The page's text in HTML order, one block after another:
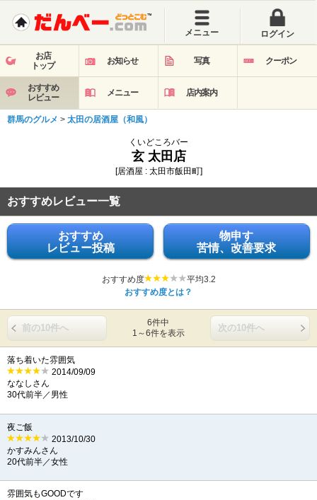
メニュー ログイン
お店
トップ
お知らせ 写真 クーポン
おすすめ
レビュー
メニュー 店内案内
群馬のグルメ > 太田の居酒屋（和風）
くいどころバー
玄 太田店
[居酒屋 : 太田市飯田町]
おすすめレビュー一覧
おすすめ
レビュー投稿
物申す
苦情、改善要求
おすすめ度
平均3.2
おすすめ度とは？
前の10件へ
6件中
1～6件を表示
次の10件へ
落ち着いた雰囲気
2014/09/09
ななしさん
30代前半／男性
夜ご飯
2013/10/30
かすみんさん
20代前半／女性
雰囲気もGOODです